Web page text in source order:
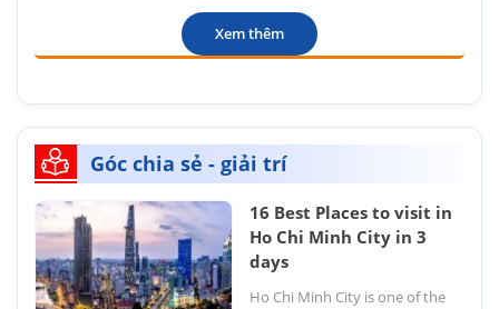
Xem thêm
Góc chia sẻ - giải trí
16 Best Places to visit in
Ho Chi Minh City in 3
days
Ho Chi Minh City is one of the